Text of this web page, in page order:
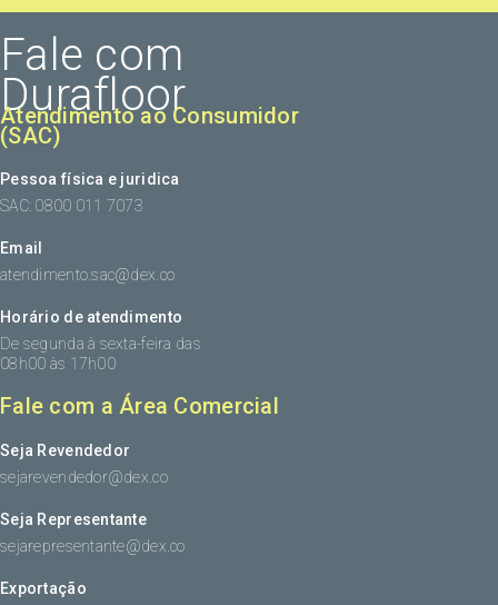
Fale com
Durafloor
Atendimento ao Consumidor
(SAC)
Pessoa física e juridica
SAC: 0800 011 7073
Email
atendimento.sac@dex.co
Horário de atendimento
De segunda à sexta-feira das
08h00 às 17h00
Fale com a Área Comercial
Seja Revendedor
sejarevendedor@dex.co
Seja Representante
sejarepresentante@dex.co
Exportação